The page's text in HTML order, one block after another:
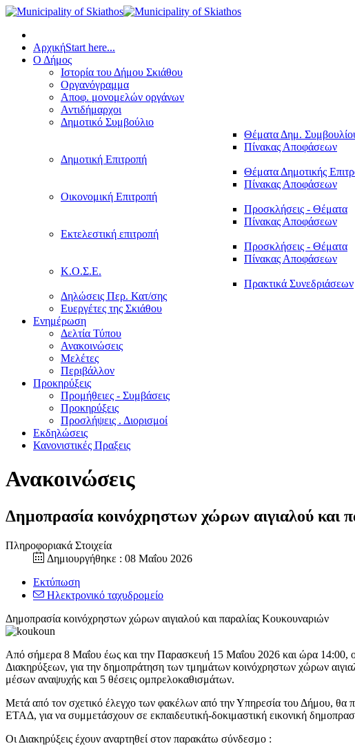
ΑρχικήStart here...
Ο Δήμος
Ιστορία του Δήμου Σκιάθου
Οργανόγραμμα
Αποφ. μονομελών οργάνων
Αντιδήμαρχοι
Δημοτικό Συμβούλιο
Θέματα Δημ.
Πίνακας Αποφάσεων
Δημοτική Επιτροπή
Θέματα Δημοτικής
Πίνακας Αποφάσεων
Οικονομική Επιτροπή
Προσκλήσεις - Θέματα
Πίνακας Αποφάσεων
Εκτελεστική επιτροπή
Προσκλήσεις - Θέματα
Πίνακας Αποφάσεων
Κ.Ο.Σ.Ε.
Πρακτικά Συνεδριάσεων
Δηλώσεις Περ. Κατ/σης
Ευεργέτες της Σκιάθου
Ενημέρωση
Δελτία Τύπου
Ανακοινώσεις
Μελέτες
Περιβάλλον
Προκηρύξεις
Προμήθειες - Συμβάσεις
Προκηρύξεις
Προσλήψεις . Διορισμοί
Εκδηλώσεις
Κανονιστικές Πραξεις
Ανακοινώσεις
Δημοπρασία κοινόχρηστων χώρων αιγιαλού και
Πληροφοριακά Στοιχεία
Δημιουργήθηκε : 08 Μαΐου 2026
Εκτύπωση
Ηλεκτρονικό ταχυδρομείο
Δημοπρασία κοινόχρηστων χώρων αιγιαλού και παραλίας Κουκουναριών
Από σήμερα 8 Μαΐου έως και την Παρασκευή 15 Μαΐου 2026 και ώρα 14:00,
Διακηρύξεων, για την δημοπράτηση των τμημάτων κοινόχρηστων χώρων
μέσων αναψυχής και 5 θέσεις ομπρελοκαθισμάτων.
Μετά από τον σχετικό έλεγχο των φακέλων από την Υπηρεσία του Δήμου, θα
ΕΤΑΔ, για να συμμετάσχουν σε εκπαιδευτική-δοκιμαστική εικονική
Οι Διακηρύξεις έχουν αναρτηθεί στον παρακάτω σύνδεσμο :